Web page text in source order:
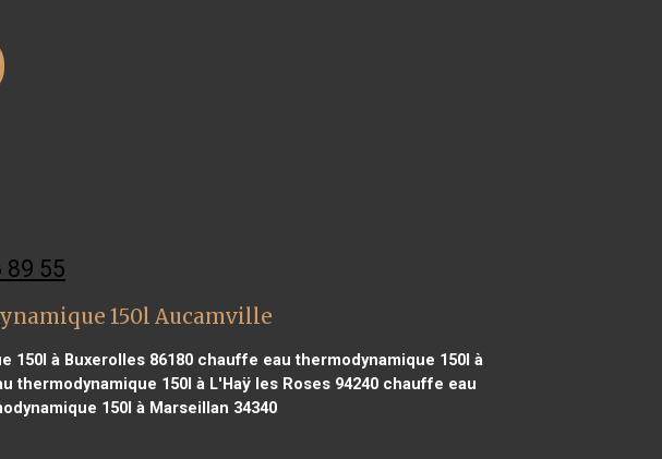
89 55
150l Aucamville
150l à Buxerolles 86180 chauffe eau thermodynamique 150l à
thermodynamique 150l à L'Haÿ les Roses 94240 chauffe eau
150l à Marseillan 34340